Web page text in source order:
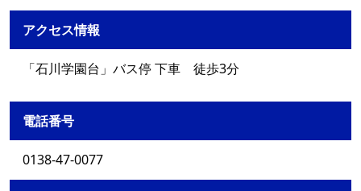
アクセス情報
「石川学園台」バス停 下車 徒歩3分
電話番号
0138-47-0077